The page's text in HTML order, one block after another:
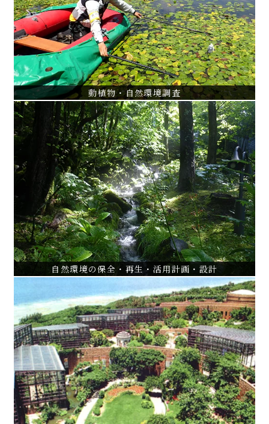
動植物・自然環境調査
那須平成の森生物多様性モニタリング
母島石門一帯自然環境調査
VIEW ALL
自然環境の保全・再生・活用計画・設計
自然環境の保全・再生・活用計画・設計
玉川上水及び周辺環境調査・緑地計画
当間高原リゾート高原野生生物園設計
西洋環境赤城自然観察園調査・設計
VIEW ALL
公園・植物園の計画・設計
国営ひたち海浜公園砂丘ガーデン設計・監理
杉並区柏の宮公園基本計画～実施設計
らんの里琉球植栽・展示設計・監理
VIEW ALL